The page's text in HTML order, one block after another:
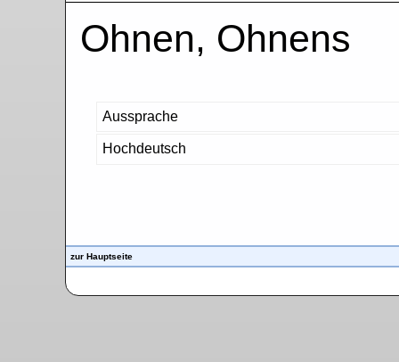
Ohnen, Ohnens
Aussprache
Hochdeutsch
zur Hauptseite